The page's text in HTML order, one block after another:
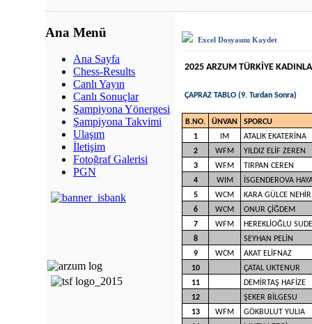
Ana Menü
Ana Sayfa
Chess-Results
Canlı Yayın
Canlı Sonuçlar
Şampiyona Yönergesi
Şampiyona Takvimi
Ulaşım
İletişim
Fotoğraf Galerisi
PGN
Excel Dosyasını Kaydet
2025 ARZUM TÜRKİYE
ÇAPRAZ TABLO (9. Turdan Sonra)
B.NO. ÜNVAN
SPORCU
1
IM
ATALIK EKATERİNA
2
WFM
YILDIZ ELİF ZEREN
3
WFM
TIRPAN CEREN
4
WIM
İSGENDEROVA
5
WCM
KARA GÜLCE NEHİR
6
WCM
ONUR ÇİĞDEM
7
WFM
HEREKLİOĞLU SUDE
8
SEYHAN PELİN
9
WCM
AKAT ELİFNAZ
10
ÇATAL UKTENUR
11
DEMİRTAŞ HAFİZE
12
ŞEKER BİLGESU
13
WFM
GÖKBULUT YULIA